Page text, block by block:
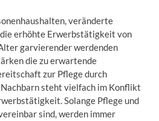
veränderte
erhöhte Erwerbstätigkeit von
garvierender werdenden
die zu erwartende
zur Pflege durch
steht vielfach im Konflikt
Solange Pflege und
sind, werden immer